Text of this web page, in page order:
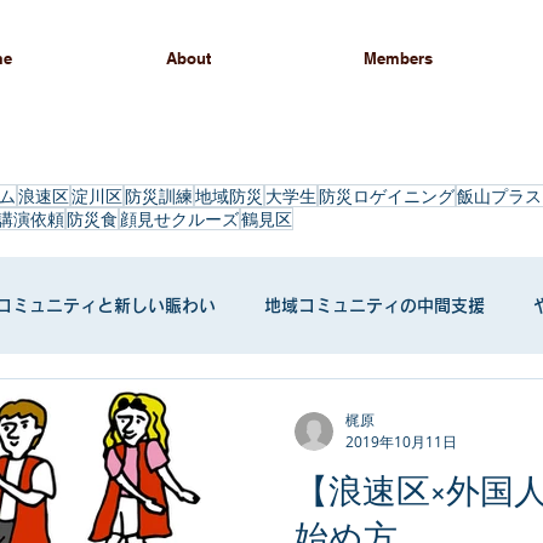
About Members
浪速区淀川区防災訓練地域防災 大学生防災ロゲイニング飯山プラ
演依頼防災食 顔見せクルーズ鶴見区
ミュニティと新しい賑わい 地域コミュニティの中間支援
ング
【浪速区×外国
梶原
2019年10月11日